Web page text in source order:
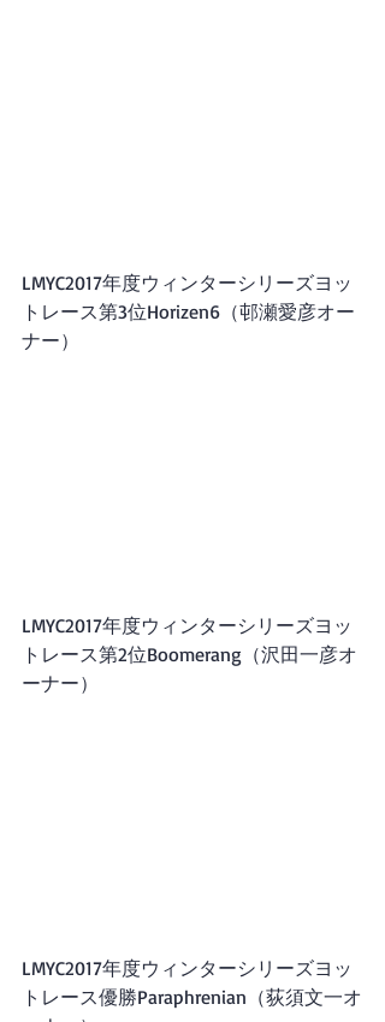
LMYC2017年度ウィンターシリーズヨッ
トレース第3位Horizen6（邨瀬愛彦オー
ナー）
LMYC2017年度ウィンターシリーズヨッ
トレース第2位Boomerang（沢田一彦オ
ーナー）
LMYC2017年度ウィンターシリーズヨッ
トレース優勝Paraphrenian（荻須文一オ